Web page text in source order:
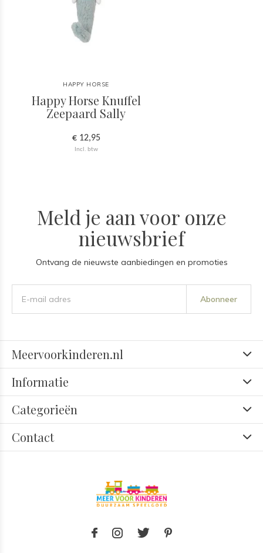
HAPPY HORSE
Happy Horse Knuffel
Zeepaard Sally
€ 12,95
Incl. btw
Meld je aan voor onze
nieuwsbrief
Ontvang de nieuwste aanbiedingen en promoties
Abonneer
Meervoorkinderen.nl
Informatie
Categorieën
Contact